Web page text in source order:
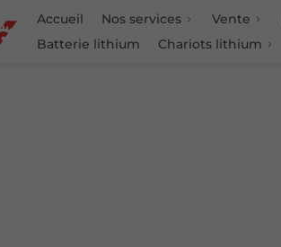
Accueil Nos services Vente
Batterie lithium
Chariots lithium